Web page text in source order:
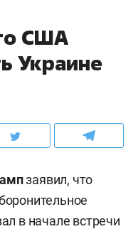
США
Украине
заявил, что
в начале встречи